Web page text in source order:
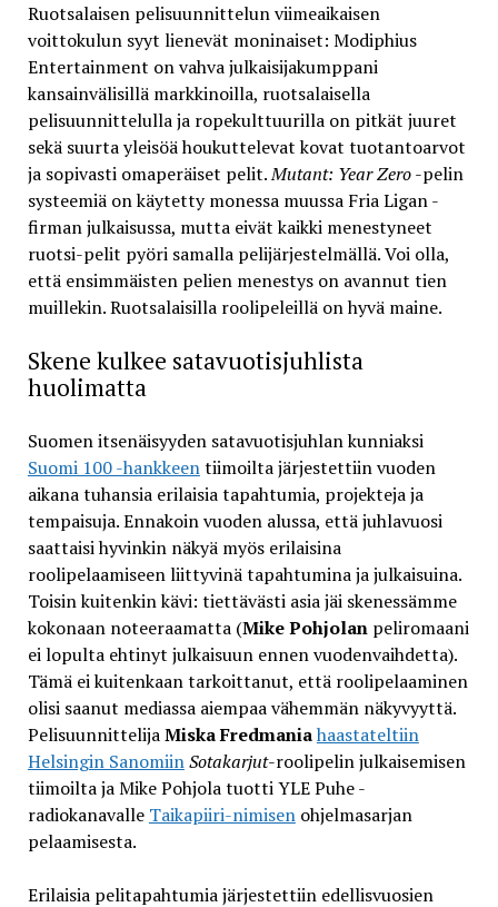
Ruotsalaisen pelisuunnittelun viimeaikaisen
voittokulun syyt lienevät moninaiset: Modiphius
Entertainment on vahva julkaisijakumppani
kansainvälisillä markkinoilla, ruotsalaisella
pelisuunnittelulla ja ropekulttuurilla on pitkät juuret
sekä suurta yleisöä houkuttelevat kovat tuotantoarvot
ja sopivasti omaperäiset pelit.Mutant: Year Zero-pelin
systeemiä on käytetty monessa muussa Fria Ligan -
firman julkaisussa, mutta eivät kaikki menestyneet
ruotsi-pelit pyöri samalla pelijärjestelmällä. Voi olla,
että ensimmäisten pelien menestys on avannut tien
muillekin. Ruotsalaisilla roolipeleillä on hyvä maine.
Skene kulkee satavuotisjuhlista
huolimatta
Suomen itsenäisyyden satavuotisjuhlan kunniaksi
Suomi 100 -hankkeentiimoilta järjestettiin vuoden
aikana tuhansia erilaisia tapahtumia, projekteja ja
tempaisuja. Ennakoin vuoden alussa, että juhlavuosi
saattaisi hyvinkin näkyä myös erilaisina
roolipelaamiseen liittyvinä tapahtumina ja julkaisuina.
Toisin kuitenkin kävi: tiettävästi asia jäi skenessämme
kokonaan noteeraamatta (Mike Pohjolanpeliromaani
ei lopulta ehtinyt julkaisuun ennen vuodenvaihdetta).
Tämä ei kuitenkaan tarkoittanut, että roolipelaaminen
olisi saanut mediassa aiempaa vähemmän näkyvyyttä.
PelisuunnittelijaMiska Fredmaniahaastateltiin
Helsingin SanomiinSotakarjut-roolipelin julkaisemisen
tiimoilta ja Mike Pohjola tuotti YLE Puhe -
radiokanavalle Taikapiiri-nimisenohjelmasarjan
pelaamisesta.
Erilaisia pelitapahtumia järjestettiin edellisvuosien